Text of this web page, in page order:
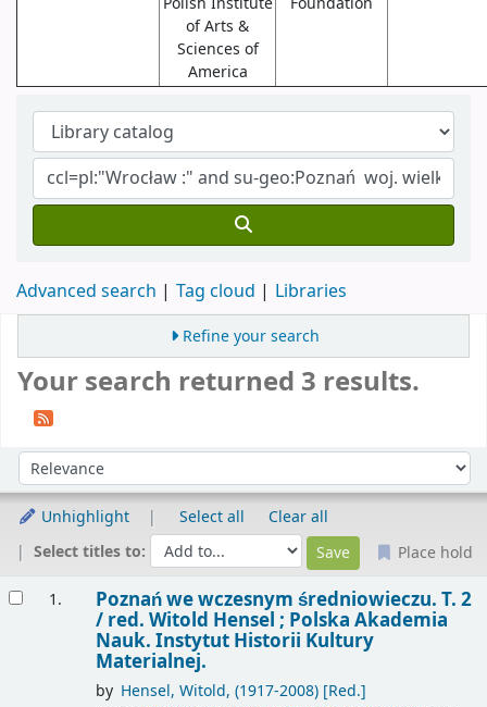
of Arts &
Sciences of
America
Advanced search Tag cloud Libraries
Refine your search
Your search returned 3 results.
Sort by:
Unhighlight Select all
Clear all
Select titles to:
Place hold
1. Poznań we wczesnym średniowieczu. T. 2
/ red. Witold Hensel ; Polska Akademia
Nauk. Instytut Historii Kultury
Materialnej.
by Hensel, Witold, (1917-2008)[Red.]